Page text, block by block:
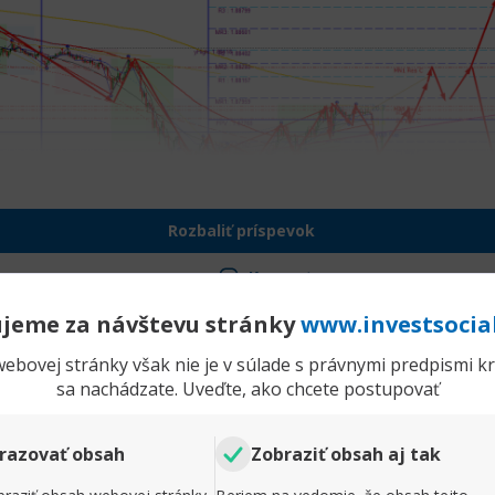
za návštevu stránky
stránky však nie je v súlade s právnymi predpismi
sa nachádzate. Uveďte, ako chcete postupovať
obsah Zobraziť obsah aj tak
Rozbaliť príspevok
Komentr
Gbp/cad
Príspevky 76
páre GBPCAD sa podarilo udržať cenu pod 1,8800 a
poklesu, ale pravdepodobnosť návratu
dokážu vrátiť cenu nad 1,8800, potom sa opäť